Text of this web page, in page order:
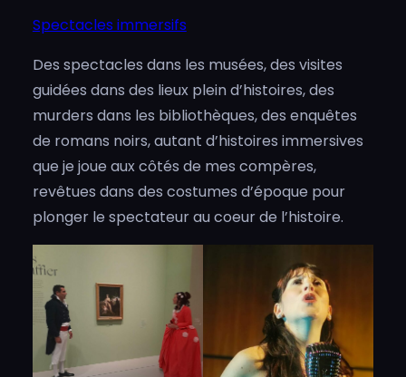
Spectacles immersifs
Des spectacles dans les musées, des visites
guidées dans des lieux plein d’histoires, des
murders dans les bibliothèques, des enquêtes
de romans noirs, autant d’histoires immersives
que je joue aux côtés de mes compères,
revêtues dans des costumes d’époque pour
plonger le spectateur au coeur de l’histoire.